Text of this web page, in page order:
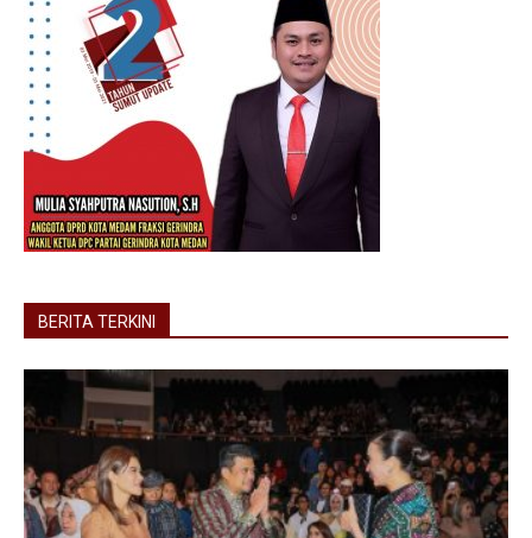
BERITA TERKINI